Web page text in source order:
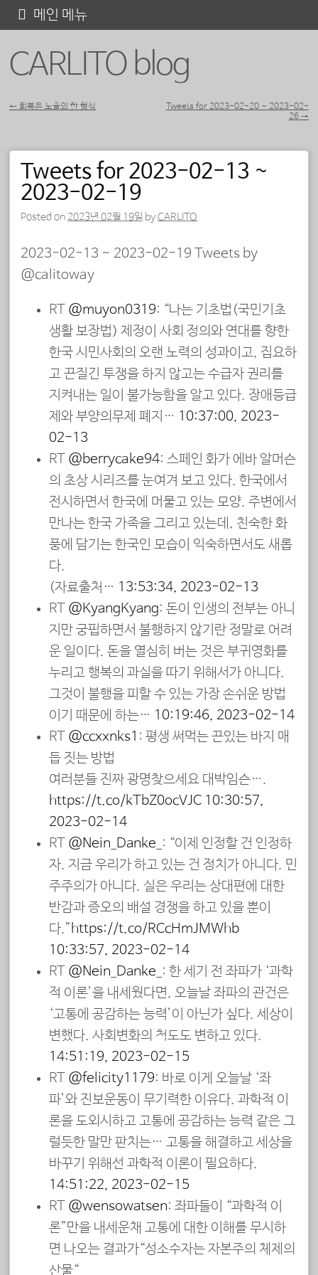
CARLITO blog
메인 메뉴
텐
← 회복은 노출의 한 형식
Tweets for 2023-02-20 ~ 2023-02-
26 →
Tweets for 2023-02-13 ~
2023-02-19
Posted on 2023년 02월 19일 byCARLITO
2023-02-13 ~ 2023-02-19 Tweets by
@calitoway
RT @muyon0319: “나는 기초법(국민기초
생활 보장법) 제정이 사회 정의와 연대를 향한
한국 시민사회의 오랜 노력의 성과이고, 집요하
고 끈질긴 투쟁을 하지 않고는 수급자 권리를
지켜내는 일이 불가능함을 알고 있다. 장애등급
제와 부양의무제 폐지… 10:37:00, 2023-
02-13
RT @berrycake94: 스페인 화가 에바 알머슨
의 초상 시리즈를 눈여겨 보고 있다. 한국에서
전시하면서 한국에 머물고 있는 모양. 주변에서
만나는 한국 가족을 그리고 있는데, 친숙한 화
풍에 담기는 한국인 모습이 익숙하면서도 새롭
다.
(자료출처… 13:53:34, 2023-02-13
RT @KyangKyang: 돈이 인생의 전부는 아니
지만 궁핍하면서 불행하지 않기란 정말로 어려
운 일이다. 돈을 열심히 버는 것은 부귀영화를
누리고 행복의 과실을 따기 위해서가 아니다.
그것이 불행을 피할 수 있는 가장 손쉬운 방법
이기 때문에 하는… 10:19:46, 2023-02-14
RT @ccxxnks1 : 평생 써먹는 끈있는 바지 매
듭 짓는 방법
여러분들 진짜 광명찾으세요 대박임슨….
https://t.co/kTbZ0ocVJC 10:30:57,
2023-02-14
RT @Nein_Danke_ : “이제 인정할 건 인정하
자. 지금 우리가 하고 있는 건 정치가 아니다. 민
주주의가 아니다. 실은 우리는 상대편에 대한
반감과 증오의 배설 경쟁을 하고 있을 뿐이
다.”https://t.co/RCcHmJMWhb
10:33:57, 2023-02-14
RT @Nein_Danke_ : 한 세기 전 좌파가 ‘과학
적 이론’을 내세웠다면, 오늘날 좌파의 관건은
‘고통에 공감하는 능력’이 아닌가 싶다. 세상이
변했다. 사회변화의 척도도 변하고 있다.
14:51:19, 2023-02-15
RT @felicity1179: 바로 이게 오늘날 ‘좌
파’와 진보운동이 무기력한 이유다. 과학적 이
론을 도외시하고 고통에 공감하는 능력 같은 그
럴듯한 말만 판치는… 고통을 해결하고 세상을
바꾸기 위해선 과학적 이론이 필요하다.
14:51:22, 2023-02-15
RT @wensowatsen: 좌파들이 “과학적 이
론”만을 내세운채 고통에 대한 이해를 무시하
면 나오는 결과가“성소수자는 자본주의 체제의
산물“